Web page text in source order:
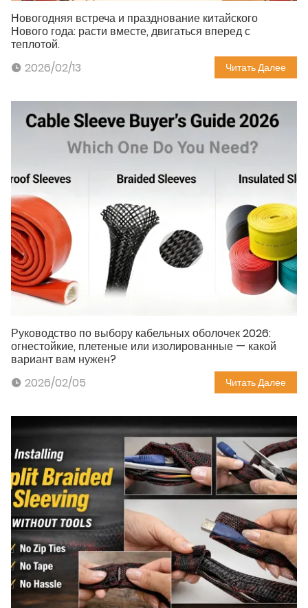
Новогодняя встреча и празднование китайского
Нового года: расти вместе, двигаться вперед с
теплотой.
2026/02/13
Читать Далее
Руководство по выбору кабельных оболочек 2026:
огнестойкие, плетеные или изолированные — какой
вариант вам нужен?
2026/02/05
Читать Далее